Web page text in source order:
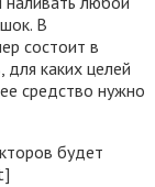
В
состоит в
каких целей
средство нужно
будет